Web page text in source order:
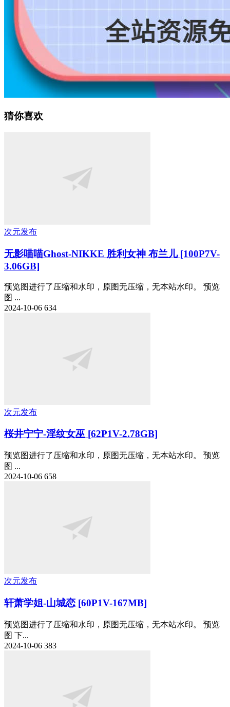
猜你喜欢
次元发布
无影喵喵Ghost-NIKKE 胜利女神 布兰儿 [100P7V-
3.06GB]
预览图进行了压缩和水印，原图无压缩，无本站水印。 预览
图 ...
2024-10-06 634
次元发布
桜井宁宁-淫纹女巫 [62P1V-2.78GB]
预览图进行了压缩和水印，原图无压缩，无本站水印。 预览
图 ...
2024-10-06 658
次元发布
轩萧学姐-山城恋 [60P1V-167MB]
预览图进行了压缩和水印，原图无压缩，无本站水印。 预览
图 下...
2024-10-06 383